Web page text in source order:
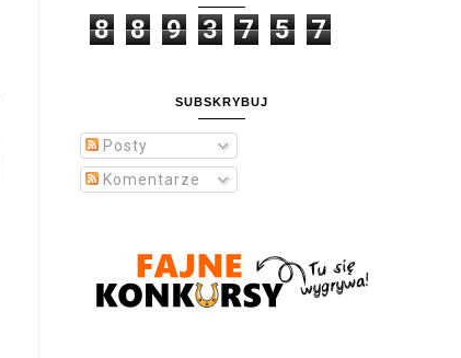
8 8 9 3 7 5 7
SUBSKRYBUJ
Posty
Komentarze